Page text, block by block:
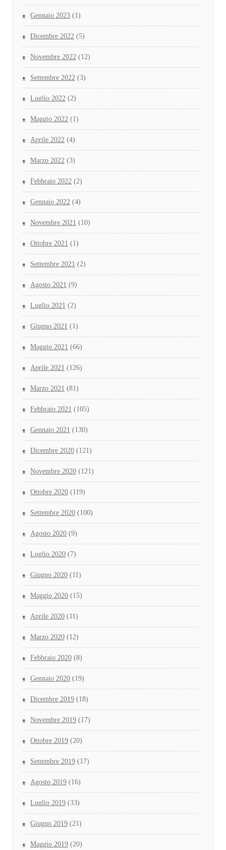
Gennaio 2023 (1)
Dicembre 2022 (5)
Novembre 2022 (12)
Settembre 2022 (3)
Luglio 2022 (2)
Maggio 2022 (1)
Aprile 2022 (4)
Marzo 2022 (3)
Febbraio 2022 (2)
Gennaio 2022 (4)
Novembre 2021 (10)
Ottobre 2021 (1)
Settembre 2021 (2)
Agosto 2021 (9)
Luglio 2021 (2)
Giugno 2021 (1)
Maggio 2021 (66)
Aprile 2021 (126)
Marzo 2021 (81)
Febbraio 2021 (105)
Gennaio 2021 (130)
Dicembre 2020 (121)
Novembre 2020 (121)
Ottobre 2020 (119)
Settembre 2020 (100)
Agosto 2020 (9)
Luglio 2020 (7)
Giugno 2020 (11)
Maggio 2020 (15)
Aprile 2020 (11)
Marzo 2020 (12)
Febbraio 2020 (8)
Gennaio 2020 (19)
Dicembre 2019 (18)
Novembre 2019 (17)
Ottobre 2019 (20)
Settembre 2019 (17)
Agosto 2019 (16)
Luglio 2019 (33)
Giugno 2019 (21)
Maggio 2019 (20)